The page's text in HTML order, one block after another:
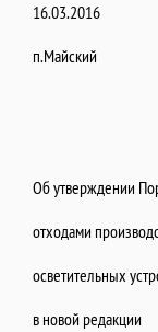
п.Майский
Об утверждении
отходами
осветительных
в новой редакции